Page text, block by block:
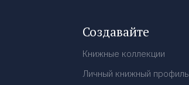
Создавайте
Книжные коллекции
Личный книжный профиль